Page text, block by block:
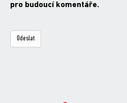
pro budoucí komentáře.